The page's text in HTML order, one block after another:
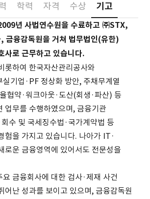
년 사법연수원을 수료하고 ㈜STX,
금융감독원을 거쳐 법무법인(유한)
사로 근무하고 있습니다.
롯하여 한국자산관리공사와
기업·PF 정상화 방안, 주채무계열
협약·워크아웃·도산(회생·파산) 등
업무를 수행하였으며, 금융기관
수 및 국세징수법·국가계약법 등
험을 가지고 있습니다. 나아가 IT·
로운 금융영역에 있어서도 전문성을
금융회사에 대한 검사·제재 사건
어난 성과를 보이고 있으며, 금융감독원
학력 자격 수상 기고